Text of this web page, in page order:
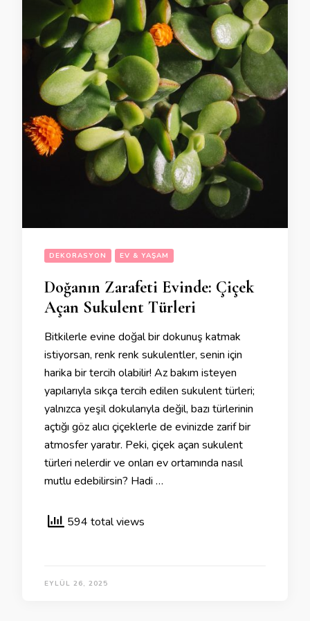
DEKORASYON EV & YAŞAM
Doğanın Zarafeti Evinde: Çiçek
Açan Sukulent Türleri
Bitkilerle evine doğal bir dokunuş katmak
istiyorsan, renk renk sukulentler, senin için
harika bir tercih olabilir! Az bakım isteyen
yapılarıyla sıkça tercih edilen sukulent türleri;
yalnızca yeşil dokularıyla değil, bazı türlerinin
açtığı göz alıcı çiçeklerle de evinizde zarif bir
atmosfer yaratır. Peki, çiçek açan sukulent
türleri nelerdir ve onları ev ortamında nasıl
mutlu edebilirsin? Hadi …
594 total views
EYLÜL 26, 2025